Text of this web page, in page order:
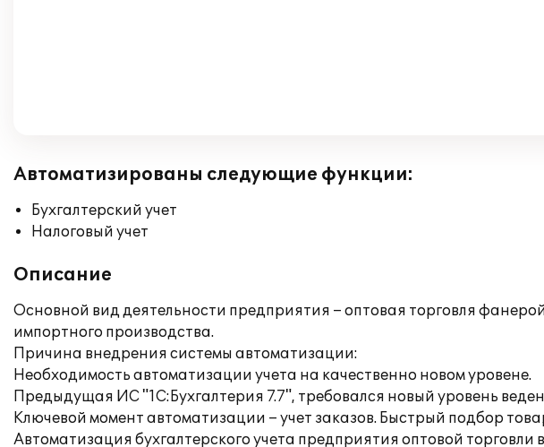
Автоматизированы следующие функции:
Бухгалтерский учет
Налоговый учет
Описание
Основной вид деятельности предприятия – оптовая торговля
импортного производства.
Причина внедрения системы автоматизации:
Необходимость автоматизации учета на качественно новом уровене.
Предыдущая ИС "1С:Бухгалтерия 7.7", требовался новый уровень
Ключевой момент автоматизации – учет заказов. Быстрый подбор
Автоматизация бухгалтерского учета предприятия оптовой